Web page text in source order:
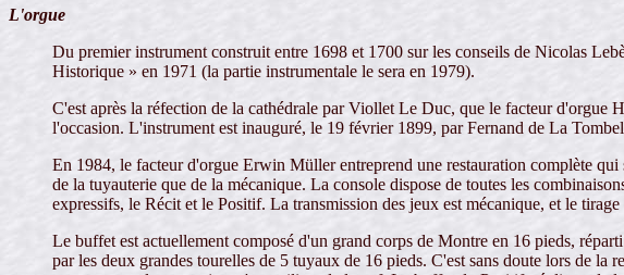
L'orgue
Du premier instrument construit entre 1698 et 1700 sur les conseils de Nicolas
Historique » en 1971 (la partie instrumentale le sera en 1979).
C'est après la réfection de la cathédrale par Viollet Le Duc, que le facteur
l'occasion. L'instrument est inauguré, le 19 février 1899, par Fernand de La
En 1984, le facteur d'orgue Erwin Müller entreprend une restauration complète
de la tuyauterie que de la mécanique. La console dispose de toutes les
expressifs, le Récit et le Positif. La transmission des jeux est mécanique, et le
Le buffet est actuellement composé d'un grand corps de Montre en 16 pieds,
par les deux grandes tourelles de 5 tuyaux de 16 pieds. C'est sans doute lors de